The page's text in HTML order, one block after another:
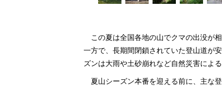
この夏は全国各地の山でクマの出没が
一方で、長期間閉鎖されていた登山道が
ズンは大雨や土砂崩れなど自然災害によ
夏山シーズン本番を迎える前に、主な